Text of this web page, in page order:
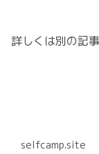
詳しくは別の記
selfcamp.site